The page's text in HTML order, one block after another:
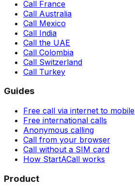
Call France
Call Australia
Call Mexico
Call India
Call the UAE
Call Colombia
Call Switzerland
Call Turkey
Guides
Free call via internet to mobile
Free international calls
Anonymous calling
Call from your browser
Call without a SIM card
How StartACall works
Product